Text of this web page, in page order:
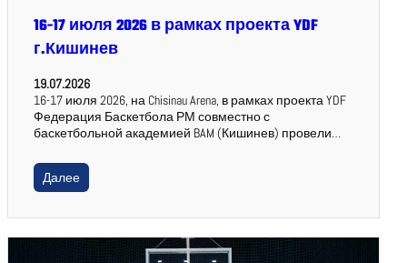
16-17 июля 2026 в рамках проекта YDF
г.Кишинев
19.07.2026
16-17 июля 2026, на Chisinau Arena, в рамках проекта YDF
Федерация Баскетбола РМ совместно с
баскетбольной академией BAM (Кишинев) провели…
Далее